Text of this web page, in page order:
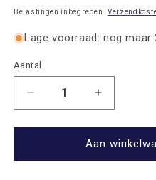
prijs
Belastingen inbegrepen.
Lage voorraad: nog maar
Aantal
Aantal
Aantal
verlagen
voor
St.
Aantal
verhogen
voor
Plaid
St.
Aan